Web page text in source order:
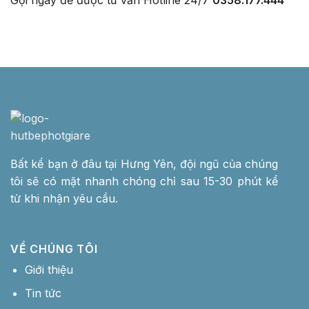
Bất kể bạn ở đâu tại Hưng Yên, đội ngũ của chúng
tôi sẽ có mặt nhanh chóng chỉ sau 15-30 phút kể
từ khi nhận yêu cầu.
VỀ CHÚNG TÔI
Giới thiệu
Tin tức